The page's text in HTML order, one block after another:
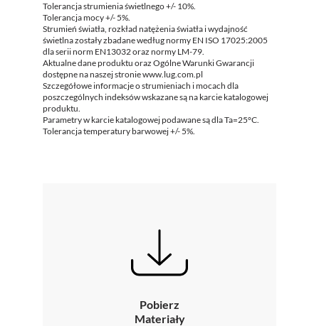
Tolerancja strumienia świetlnego +/- 10%.
Tolerancja mocy +/- 5%.
Strumień światła, rozkład natężenia światła i wydajność
świetlna zostały zbadane według normy EN ISO 17025:2005
dla serii norm EN13032 oraz normy LM-79.
Aktualne dane produktu oraz Ogólne Warunki Gwarancji
dostępne na naszej stronie www.lug.com.pl
Szczegółowe informacje o strumieniach i mocach dla
poszczególnych indeksów wskazane są na karcie katalogowej
produktu.
Parametry w karcie katalogowej podawane są dla Ta=25°C.
Tolerancja temperatury barwowej +/- 5%.
Pobierz
Materiały